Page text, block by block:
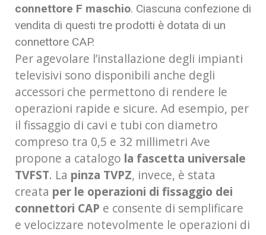
connettore F maschio. Ciascuna confezione di
vendita di questi tre prodotti è dotata di un
connettore CAP.
Per agevolare l’installazione degli impianti
televisivi sono disponibili anche degli
accessori che permettono di rendere le
operazioni rapide e sicure. Ad esempio, per
il fissaggio di cavi e tubi con diametro
compreso tra 0,5 e 32 millimetri Ave
propone a catalogo la fascetta universale
TVFST. La pinza TVPZ, invece, è stata
creata per le operazioni di fissaggio dei
connettori CAP e consente di semplificare
e velocizzare notevolmente le operazioni di